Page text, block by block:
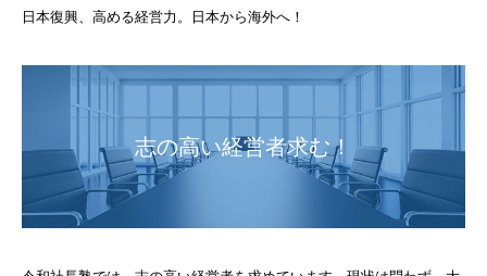
日本復興、高める経営力。日本から海外へ！
志の高い経営者求む！